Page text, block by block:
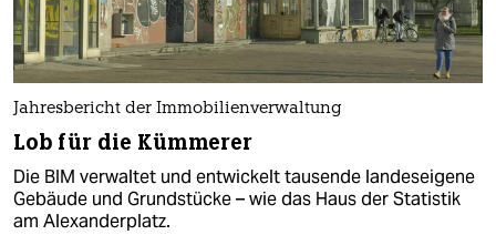
Jahresbericht der Immobilienverwaltung
Lob für die Kümmerer
Die BIM verwaltet und entwickelt tausende landeseigene
Gebäude und Grundstücke – wie das Haus der Statistik
am Alexanderplatz.